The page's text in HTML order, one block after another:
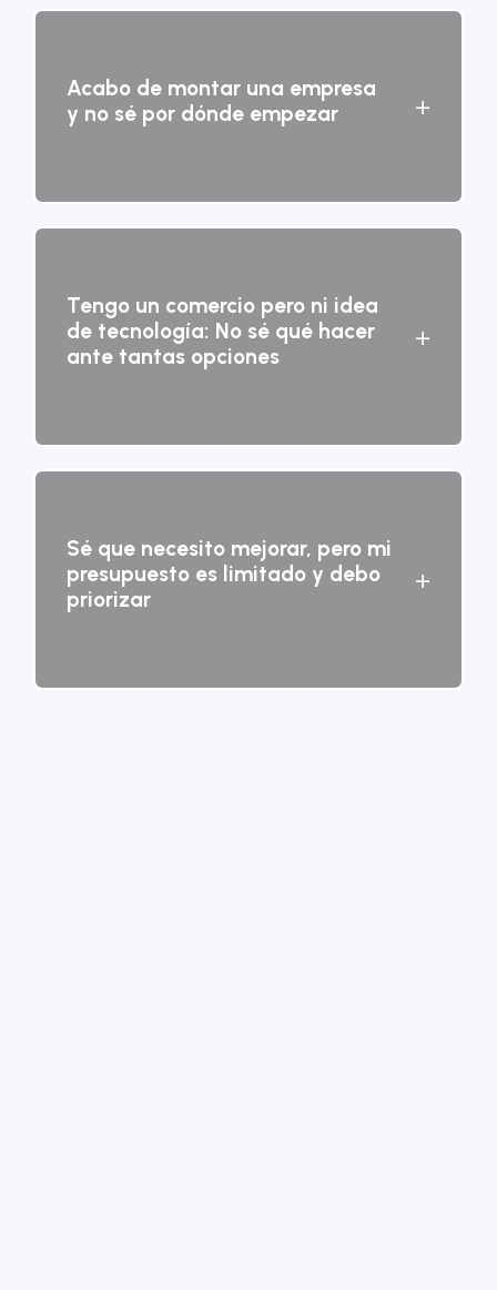
Acabo de montar una empresa
y no sé por dónde empezar
+
Tengo un comercio pero ni idea
de tecnología: No sé qué hacer
ante tantas opciones
+
Sé que necesito mejorar, pero mi
presupuesto es limitado y debo
priorizar
+